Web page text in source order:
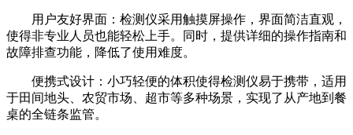
用户友好界面：检测仪采用触摸屏操作，界面简洁直观，
使得非专业人员也能轻松上手。同时，提供详细的操作指南和
故障排查功能，降低了使用难度。
便携式设计：小巧轻便的体积使得检测仪易于携带，适用
于田间地头、农贸市场、超市等多种场景，实现了从产地到餐
桌的全链条监管。